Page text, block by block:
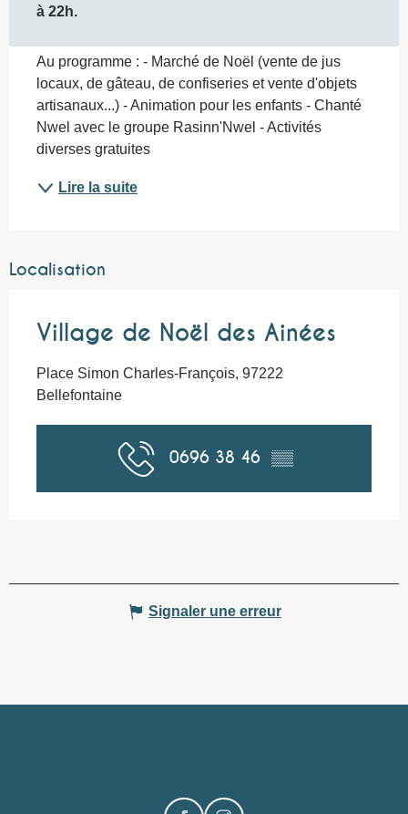
à 22h.
Au programme : - Marché de Noël (vente de jus
locaux, de gâteau, de confiseries et vente d'objets
artisanaux...) - Animation pour les enfants - Chanté
Nwel avec le groupe Rasinn'Nwel - Activités
diverses gratuites
Lire la suite
Localisation
Village de Noël des Ainées
Place Simon Charles-François, 97222
Bellefontaine
0696 38 46 ▒▒
Signaler une erreur